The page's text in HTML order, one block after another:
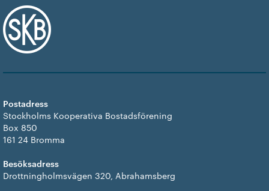
Postadress
Stockholms Kooperativa Bostadsförening
Box 850
161 24 Bromma
Besöksadress
Drottningholmsvägen 320, Abrahamsberg